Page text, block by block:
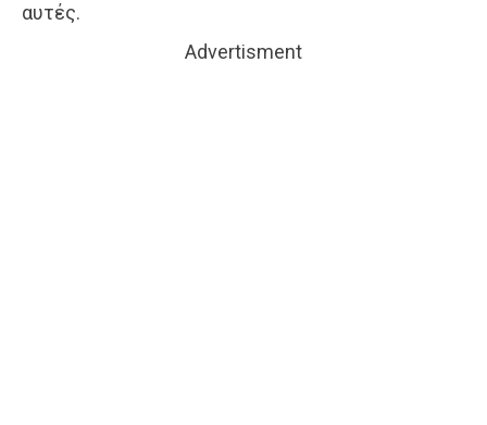
αυτές.
Advertisment